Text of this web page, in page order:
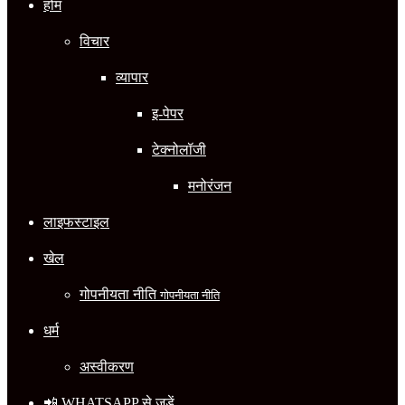
होम
विचार
व्यापार
इ-पेपर
टेक्नोलॉजी
मनोरंजन
लाइफस्टाइल
खेल
गोपनीयता नीतिगोपनीयता नीति
धर्म
अस्वीकरण